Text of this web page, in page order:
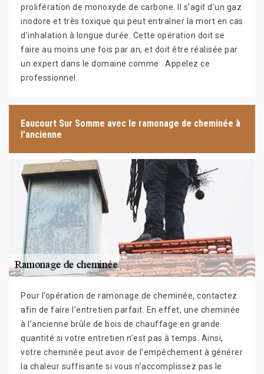
prolifération de monoxyde de carbone. Il s’agit d’un gaz
inodore et très toxique qui peut entraîner la mort en cas
d’inhalation à longue durée. Cette opération doit se
faire au moins une fois par an, et doit être réalisée par
un expert dans le domaine comme . Appelez ce
professionnel.
Eaucourt Sur Somme avec le ramonage de cheminée à
l’ancienne
Pour l’opération de ramonage de cheminée, contactez
afin de faire l’entretien parfait. En effet, une cheminée
à l’ancienne brûle de bois de chauffage en grande
quantité si votre entretien n’est pas à temps. Ainsi,
votre cheminée peut avoir de l’empêchement à générer
la chaleur suffisante si vous n’accomplissez pas le